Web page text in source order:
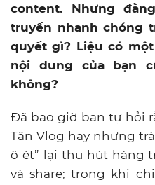
content. Nhưng
truyền nhanh chóng
quyết gì? Liệu có
nội dung của bạn
không?
Đã bao giờ bạn tự hỏi
Tân Vlog hay nhưng
ô ét” lại thu hút hàng
và share; trong khi